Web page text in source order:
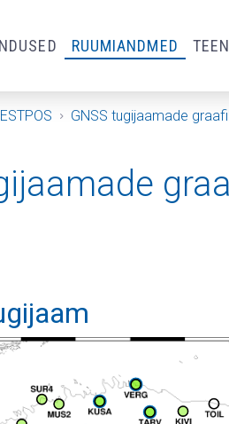
RUUMIANDMED
ESTPOS GNSS tugijaamade